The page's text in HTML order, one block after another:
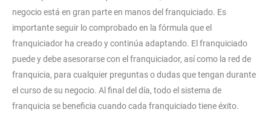
negocio está en gran parte en manos del franquiciado. Es
importante seguir lo comprobado en la fórmula que el
franquiciador ha creado y continúa adaptando. El franquiciado
puede y debe asesorarse con el franquiciador, así como la red de
franquicia, para cualquier preguntas o dudas que tengan durante
el curso de su negocio. Al final del día, todo el sistema de
franquicia se beneficia cuando cada franquiciado tiene éxito.